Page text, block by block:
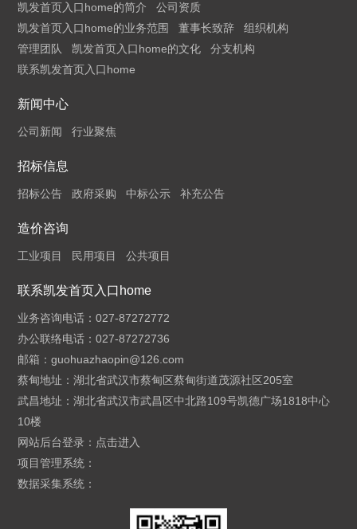
凯发首页入口home的简介
公司资质
凯发首页入口home的业务范围
董事长致辞
组织机构
管理团队
凯发首页入口home的文化
分支机构
联系凯发首页入口home
新闻中心
公司新闻 行业聚焦
招标信息
招标公告 政府采购 中标公示 补充公告
造价咨询
工业项目 民用项目 公共项目
联系凯发首页入口home
业务咨询电话：027-87272772
办公联络电话：027-87272736
邮箱：guohuazhaopin@126.com
蔡甸地址：湖北省武汉市蔡甸区蔡甸街道茂源社区205室
武昌地址：湖北省武汉市武昌区中北路109号凯德广场1818中心
10楼
网站后台登录： 点击进入
项目管理系统：
数据采集系统：